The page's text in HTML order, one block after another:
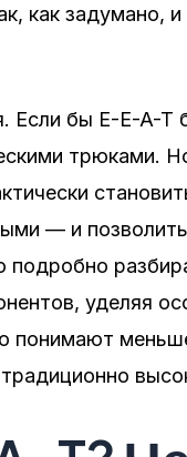
как задумано,
Если бы E-E-A-T
трюками.
— и
подробно
уделяя
понимают